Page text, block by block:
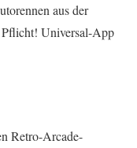
aus der
Pflicht! Universal-App
Retro-Arcade-